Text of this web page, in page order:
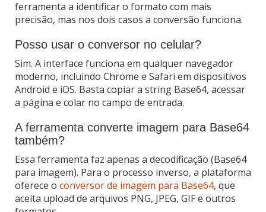
ferramenta a identificar o formato com mais
precisão, mas nos dois casos a conversão funciona.
Posso usar o conversor no celular?
Sim. A interface funciona em qualquer navegador
moderno, incluindo Chrome e Safari em dispositivos
Android e iOS. Basta copiar a string Base64, acessar
a página e colar no campo de entrada.
A ferramenta converte imagem para Base64
também?
Essa ferramenta faz apenas a decodificação (Base64
para imagem). Para o processo inverso, a plataforma
oferece o conversor de imagem para Base64, que
aceita upload de arquivos PNG, JPEG, GIF e outros